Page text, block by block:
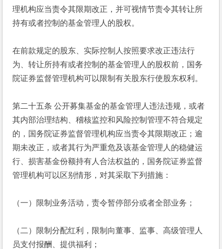
理机构应当责令其限期改正，并可视情节责令其转让所
持有或者控制的基金管理人的股权。
在前款规定的股东、实际控制人按照要求改正违法行
为、转让所持有或者控制的基金管理人的股权前，国务
院证券监督管理机构可以限制有关股东行使股东权利。
第二十五条 公开募集基金的基金管理人违法违规，或者
其内部治理结构、稽核监控和风险控制管理不符合规定
的，国务院证券监督管理机构应当责令其限期改正；逾
期未改正，或者其行为严重危及该基金管理人的稳健运
行、损害基金份额持有人合法权益的，国务院证券监督
管理机构可以区别情形，对其采取下列措施：
（一）限制业务活动，责令暂停部分或者全部业务；
（二）限制分配红利，限制向董事、监事、高级管理人
员支付报酬、提供福利；